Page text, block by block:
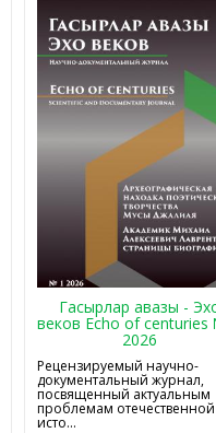
Гасырлар авазы -
веков Echo of
2026
Рецензируемый научно-
документальный журнал,
посвященный актуальным
проблемам отечественной
исто...